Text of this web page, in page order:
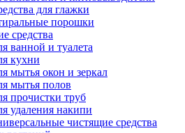
для глажки
порошки
средства
ванной и туалета
кухни
мытья окон и зеркал
мытья полов
прочистки труб
удаления накипи
чистящие средства